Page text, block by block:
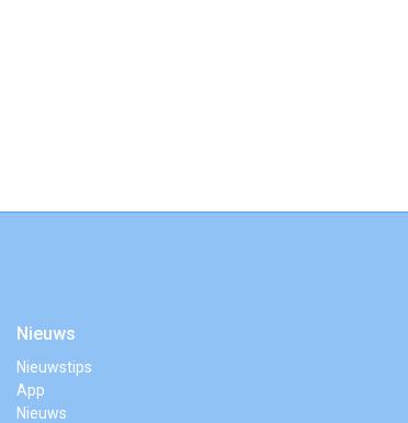
Nieuws
Nieuwstips
App
Nieuws